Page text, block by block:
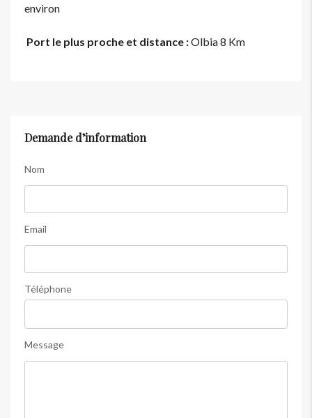
environ
Port le plus proche et distance :Olbia 8 Km
Demande d’information
Nom
Email
Téléphone
Message